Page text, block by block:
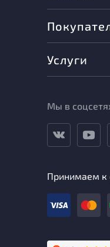
Услуги
Мы в
Принимаем к